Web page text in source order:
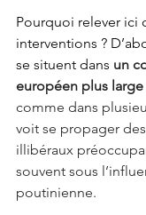
Pourquoi relever ici
interventions ?
se situent dans un
européen plus large
comme dans
voit se propager
illibéraux
souvent sous
poutinienne.